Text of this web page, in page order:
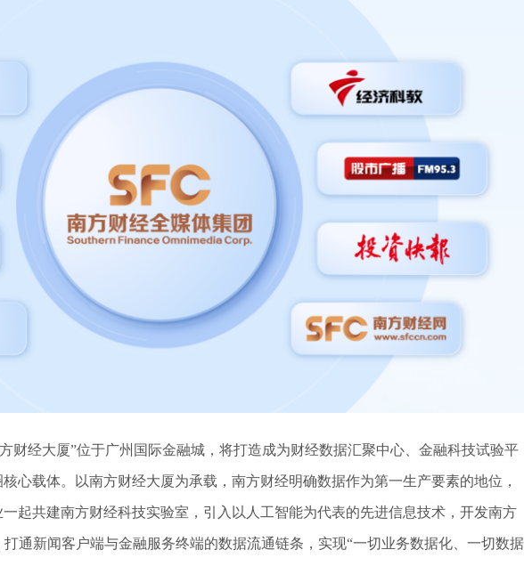
经大厦”位于广州国际金融城，将打造成为财经数据汇聚中心、金融科技试验平
心载体。以南方财经大厦为承载，南方财经明确数据作为第一生产要素的地位，
起共建南方财经科技实验室，引入以人工智能为代表的先进信息技术，开发南方
通新闻客户端与金融服务终端的数据流通链条，实现“一切业务数据化、一切数据